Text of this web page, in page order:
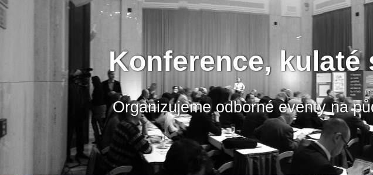
Konference, kulaté
Organizujeme odborné eventy na